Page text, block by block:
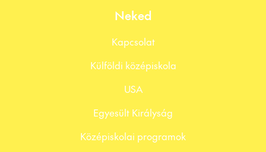
Neked
Kapcsolat
Külföldi középiskola
USA
Egyesült Királyság
Középiskolai programok